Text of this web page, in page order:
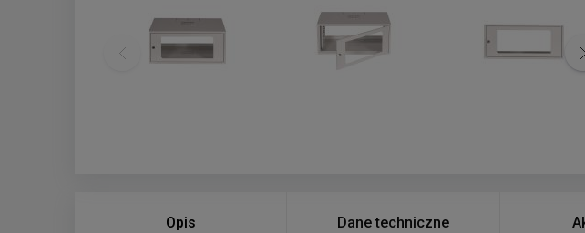
Opis Dane techniczne